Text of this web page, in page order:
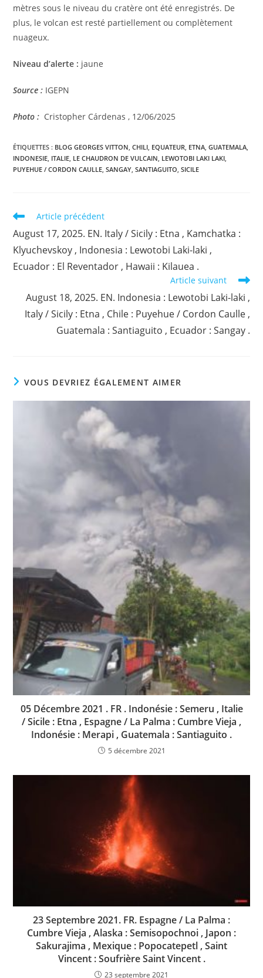
mètres sous le niveau du cratère ont été enregistrés. De
plus, le volcan est resté partiellement ou complètement
nuageux.
Niveau d’alerte : jaune
Source : IGEPN
Photo : Cristopher Cárdenas , 12/06/2025
ÉTIQUETTES : BLOG GEORGES VITTON, CHILI, EQUATEUR, ETNA, GUATEMALA,
INDONESIE, ITALIE, LE CHAUDRON DE VULCAIN, LEWOTOBI LAKI LAKI,
PUYEHUE / CORDON CAULLE, SANGAY, SANTIAGUITO, SICILE
Read
articles
Article précédent
August 17, 2025. EN. Italy / Sicily : Etna , Kamchatka :
Klyuchevskoy , Indonesia : Lewotobi Laki-laki ,
Ecuador : El Reventador , Hawaii : Kilauea .
Article suivant
August 18, 2025. EN. Indonesia : Lewotobi Laki-laki ,
Italy / Sicily : Etna , Chile : Puyehue / Cordon Caulle ,
Guatemala : Santiaguito , Ecuador : Sangay .
VOUS DEVRIEZ ÉGALEMENT AIMER
05 Décembre 2021 . FR . Indonésie : Semeru , Italie
/ Sicile : Etna , Espagne / La Palma : Cumbre Vieja ,
Indonésie : Merapi , Guatemala : Santiaguito .
5 décembre 2021
23 Septembre 2021. FR. Espagne / La Palma :
Cumbre Vieja , Alaska : Semisopochnoi , Japon :
Sakurajima , Mexique : Popocatepetl , Saint
Vincent : Soufrière Saint Vincent .
23 septembre 2021